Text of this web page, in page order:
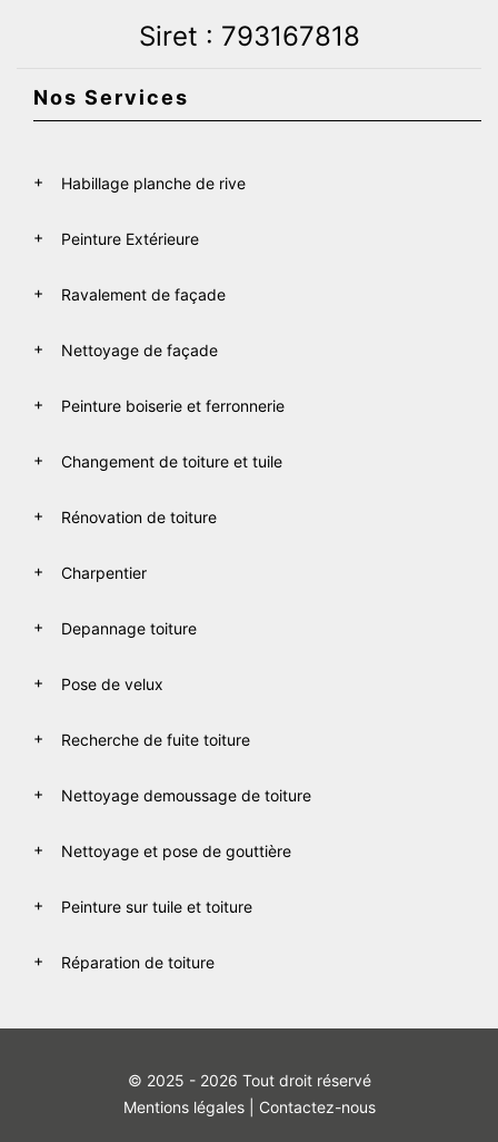
Siret : 793167818
Nos Services
Habillage planche de rive
Peinture Extérieure
Ravalement de façade
Nettoyage de façade
Peinture boiserie et ferronnerie
Changement de toiture et tuile
Rénovation de toiture
Charpentier
Depannage toiture
Pose de velux
Recherche de fuite toiture
Nettoyage demoussage de toiture
Nettoyage et pose de gouttière
Peinture sur tuile et toiture
Réparation de toiture
© 2025 - 2026 Tout droit réservé
Mentions légales| Contactez-nous